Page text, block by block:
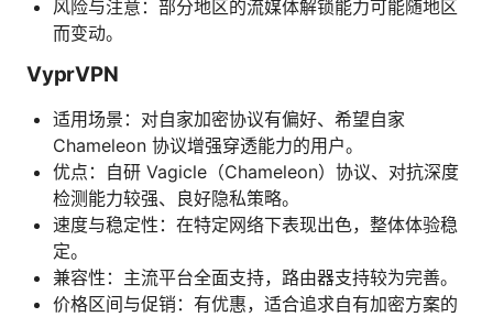
风险与注意：部分地区的流媒体解锁能力可能随地区
而变动。
VyprVPN
适用场景：对自家加密协议有偏好、希望自家
Chameleon 协议增强穿透能力的用户。
优点：自研 Vagicle（Chameleon）协议、对抗深度
检测能力较强、良好隐私策略。
速度与稳定性：在特定网络下表现出色，整体体验稳
定。
兼容性：主流平台全面支持，路由器支持较为完善。
价格区间与促销：有优惠，适合追求自有加密方案的